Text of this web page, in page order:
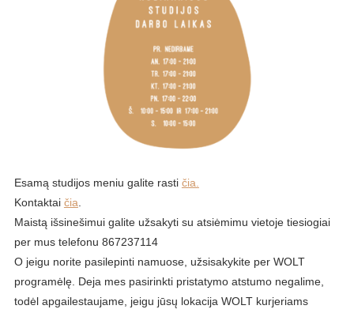
Esamą studijos meniu galite rasti čia.
Kontaktai čia
Maistą išsinešimui galite užsakyti su atsiėmimu vietoje tiesiogiai
per mus telefonu 867237114
O jeigu norite pasilepinti namuose, užsisakykite per WOLT
programėlę. Deja mes pasirinkti pristatymo atstumo negalime,
todėl apgailestaujame, jeigu jūsų lokacija WOLT kurjeriams